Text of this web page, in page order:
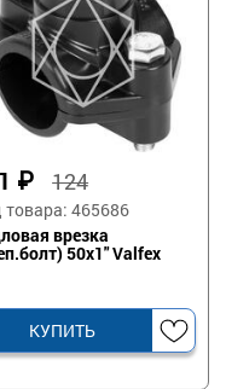
₽124
товара: 465686
врезка
50х1" Valfex
КУПИТЬ